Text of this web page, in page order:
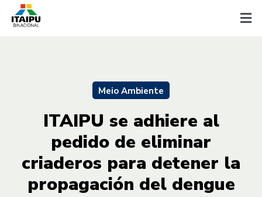
Meio Ambiente
ITAIPU se adhiere al
pedido de eliminar
criaderos para detener la
propagación del dengue